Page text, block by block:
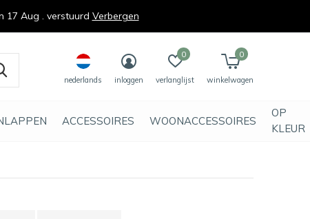
ACCESSOIRES WOONACCESSOIRES
OP
KLEUR
nederlands inloggen verlanglijst
0
winkelwagen
0
17 Aug . verstuurd Verbergen